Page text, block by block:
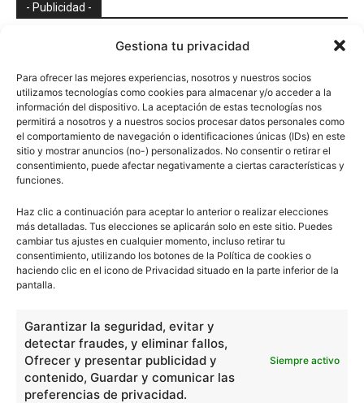
Gestiona tu privacidad
Para ofrecer las mejores experiencias, nosotros y nuestros socios
utilizamos tecnologías como cookies para almacenar y/o acceder a la
información del dispositivo. La aceptación de estas tecnologías nos
permitirá a nosotros y a nuestros socios procesar datos personales como
el comportamiento de navegación o identificaciones únicas (IDs) en este
sitio y mostrar anuncios (no-) personalizados. No consentir o retirar el
consentimiento, puede afectar negativamente a ciertas características y
funciones.
Haz clic a continuación para aceptar lo anterior o realizar elecciones
más detalladas. Tus elecciones se aplicarán solo en este sitio. Puedes
cambiar tus ajustes en cualquier momento, incluso retirar tu
consentimiento, utilizando los botones de la Política de cookies o
haciendo clic en el icono de Privacidad situado en la parte inferior de la
pantalla.
Garantizar la seguridad, evitar y
detectar fraudes, y eliminar fallos,
Ofrecer y presentar publicidad y
contenido, Guardar y comunicar las
preferencias de privacidad.
Siempre activo
- Publicidad -